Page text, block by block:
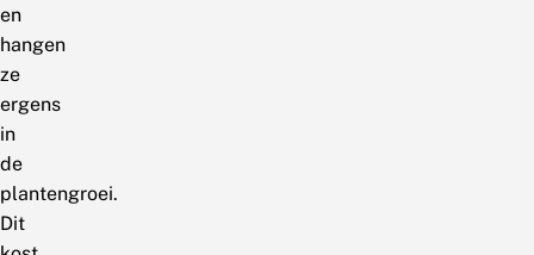
en
hangen
ze
ergens
in
de
plantengroei.
Dit